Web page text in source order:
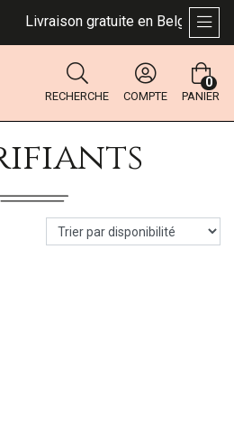
Livraison gratuite en Belgique
RECHERCHE COMPTE PANIER
0